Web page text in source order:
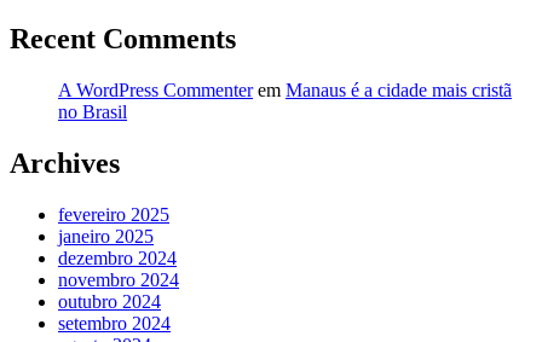
Recent Comments
A WordPress Commenterem Manaus é a cidade mais cristã
no Brasil
Archives
fevereiro 2025
janeiro 2025
dezembro 2024
novembro 2024
outubro 2024
setembro 2024